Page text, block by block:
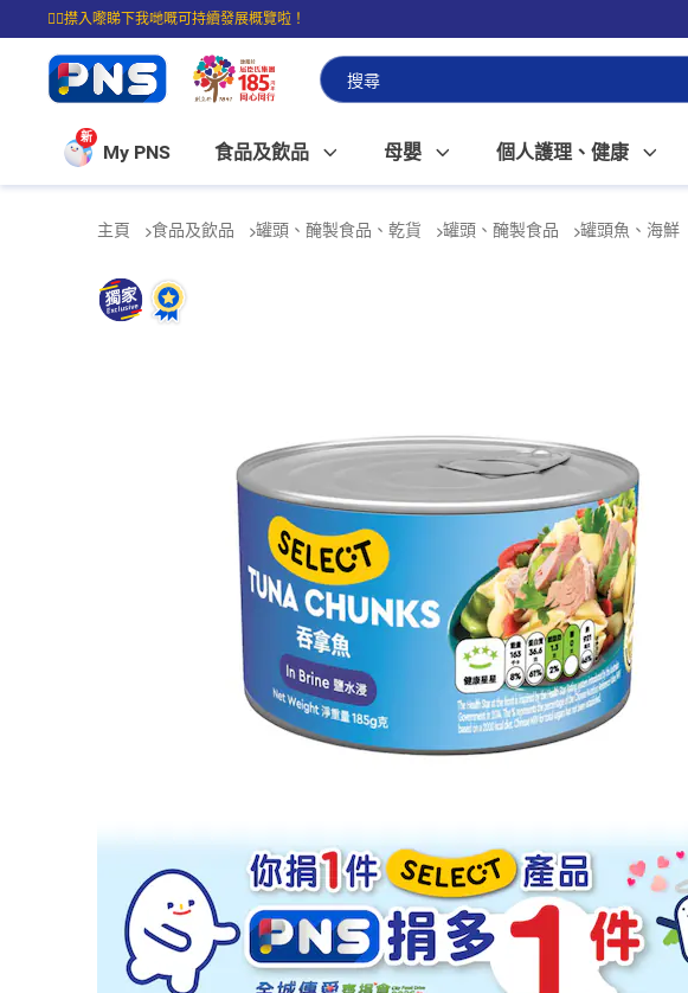
☝🏼㩒入嚟睇下我哋嘅可持續發展概覽啦！
⭐購物滿$399即享免費送貨；滿$100即可免費店取。
新
My PNS 食品及飲品 母嬰 個人護理、健康
主頁 食品及飲品 罐頭、醃製食品、乾貨 罐頭、醃製食品 罐頭魚、海鮮